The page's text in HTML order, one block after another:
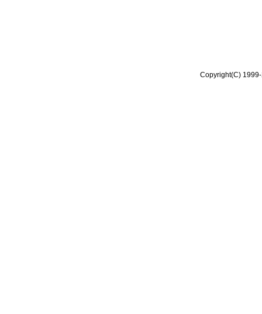
Copyright(C)